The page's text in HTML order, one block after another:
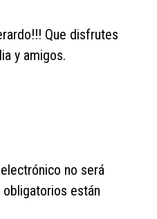
Que disfrutes
y amigos.
no será
están